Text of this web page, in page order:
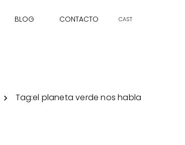
BLOG CONTACTO CAST
Tag:el planeta verde nos habla